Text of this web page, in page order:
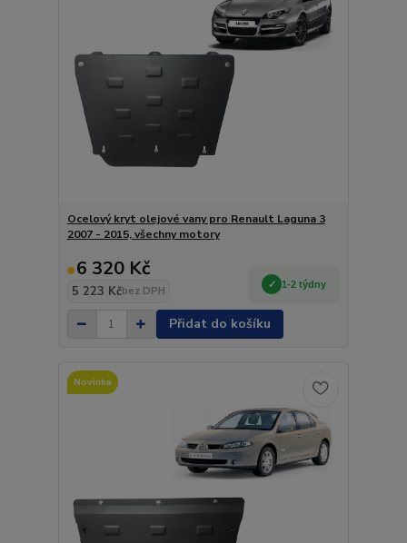
Ocelový kryt olejové vany pro Renault Laguna 3
2007 - 2015, všechny motory
6 320 Kč
5 223 Kčbez DPH
1-2 týdny
Přidat do košíku
Novinka